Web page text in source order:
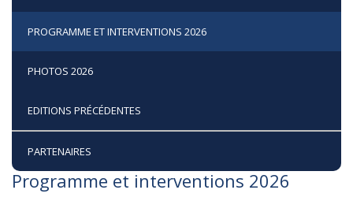
PROGRAMME ET INTERVENTIONS 2026
PHOTOS 2026
EDITIONS PRÉCÉDENTES
PARTENAIRES
Programme et interventions 2026